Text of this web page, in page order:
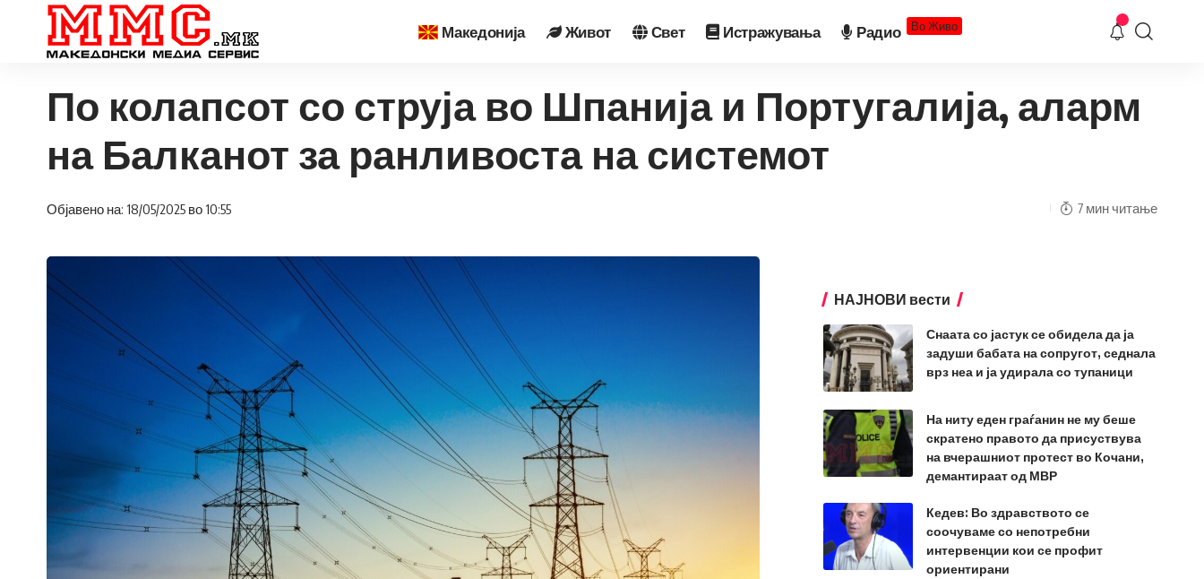
Македонија Живот Свет Истражувања Радио Во Живо
По колапсот со струја во Шпанија и Португалија, аларм
на Балканот за ранливоста на системот
Објавено на: 18/05/2025 во 10:55 7 мин читање
НАЈНОВИ вести
Снаата со јастук се обидела да ја
задуши бабата на сопругот, седнала
врз неа и ја удирала со тупаници
На ниту еден граѓанин не му беше
скратено правото да присуствува
на вчерашниот протест во Кочани,
демантираат од МВР
Кедев: Во здравството се
соочуваме со непотребни
интервенции кои се профит
ориентирани